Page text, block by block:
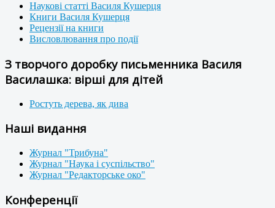
Наукові статті Василя Кушерця
Книги Василя Кушерця
Рецензії на книги
Висловлювання про події
З творчого доробку письменника Василя
Василашка: вірші для дітей
Ростуть дерева, як дива
Наші видання
Журнал "Трибуна"
Журнал "Наука і суспільство"
Журнал "Редакторське око"
Конференції